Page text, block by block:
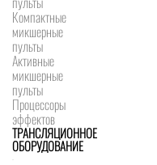
Компактные
микшерные
пульты
Активные
микшерные
пульты
Процессоры
эффектов
ТРАНСЛЯЦИОННОЕ
ОБОРУДОВАНИЕ